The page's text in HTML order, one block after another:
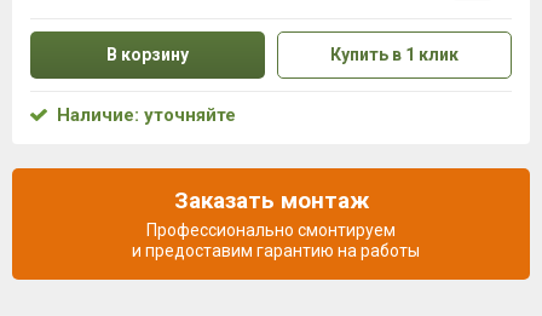
В корзину Купить в 1 клик
Наличие: уточняйте
Заказать монтаж
Профессионально смонтируем
и предоставим гарантию на работы